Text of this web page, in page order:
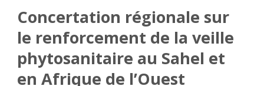
Concertation régionale sur
le renforcement de la veille
phytosanitaire au Sahel et
en Afrique de l’Ouest